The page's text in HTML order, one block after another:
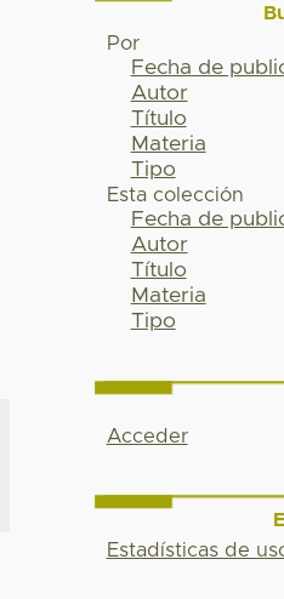
Por
Fecha de
Autor
Título
Materia
Tipo
Esta colección
Fecha de
Autor
Título
Materia
Tipo
Acceder
Estadísticas de